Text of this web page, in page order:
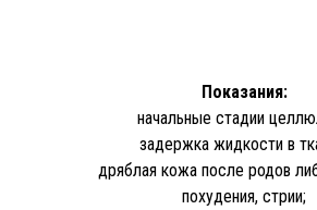
Показания:
начальные стадии
задержка жидкости в
дряблая кожа после родов
похудения, стрии;